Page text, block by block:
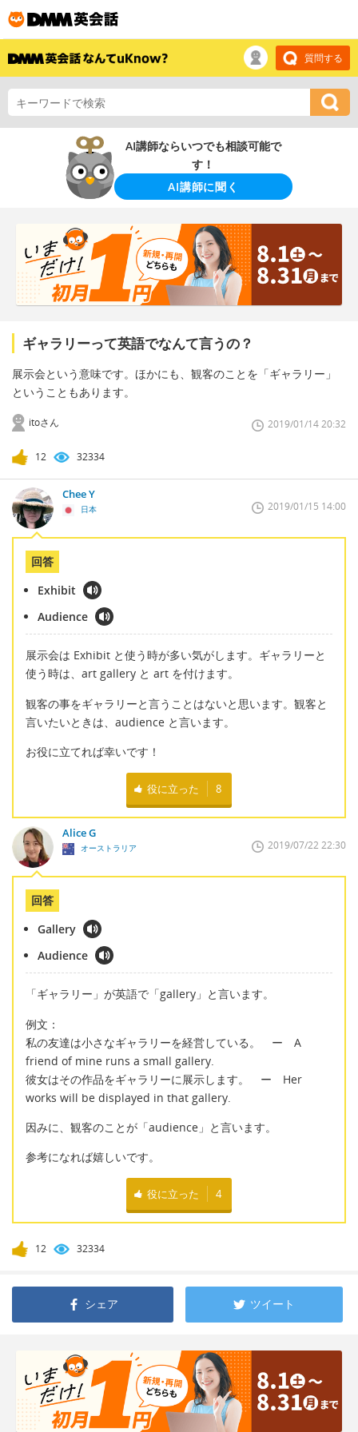
質問する
AI講師ならいつでも相談可能で
す！
AI講師に聞く
ギャラリーって英語でなんて言うの？
展示会という意味です。ほかにも、観客のことを「ギャラリー」
ということもあります。
itoさん 2019/01/14 20:32
12 32334
Chee Y
日本 2019/01/15 14:00
回答
Exhibit
Audience
展示会は Exhibit と使う時が多い気がします。ギャラリーと
使う時は、art gallery と art を付けます。
観客の事をギャラリーと言うことはないと思います。観客と
言いたいときは、audience と言います。
お役に立てれば幸いです！
役に立った 8
Alice G
オーストラリア 2019/07/22 22:30
回答
Gallery
Audience
「ギャラリー」が英語で「gallery」と言います。
例文：
私の友達は小さなギャラリーを経営している。 ー A
friend of mine runs a small gallery.
彼女はその作品をギャラリーに展示します。 ー Her
works will be displayed in that gallery.
因みに、観客のことが「audience」と言います。
参考になれば嬉しいです。
役に立った 4
12 32334
シェア ツイート